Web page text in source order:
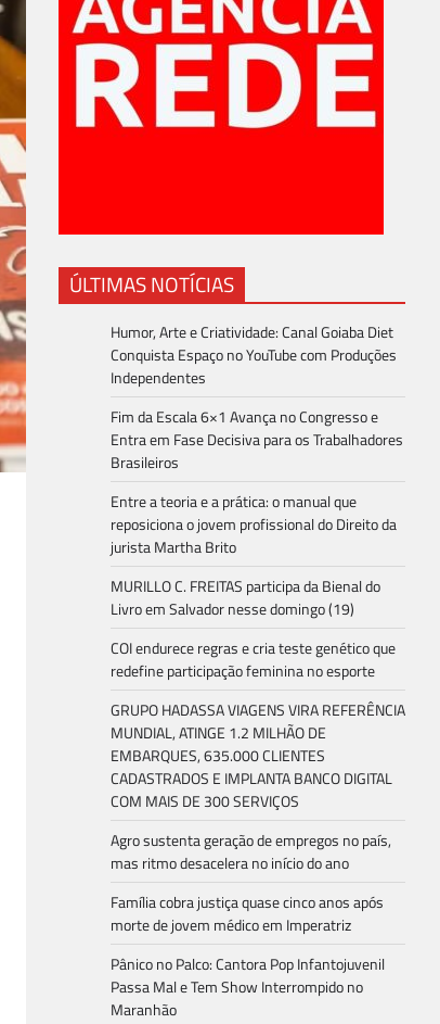
ÚLTIMAS NOTÍCIAS
Humor, Arte e Criatividade: Canal Goiaba Diet
Conquista Espaço no YouTube com Produções
Independentes
Fim da Escala 6×1 Avança no Congresso e
Entra em Fase Decisiva para os Trabalhadores
Brasileiros
Entre a teoria e a prática: o manual que
reposiciona o jovem profissional do Direito da
jurista Martha Brito
MURILLO C. FREITAS participa da Bienal do
Livro em Salvador nesse domingo (19)
COI endurece regras e cria teste genético que
redefine participação feminina no esporte
GRUPO HADASSA VIAGENS VIRA REFERÊNCIA
MUNDIAL, ATINGE 1.2 MILHÃO DE
EMBARQUES, 635.000 CLIENTES
CADASTRADOS E IMPLANTA BANCO DIGITAL
COM MAIS DE 300 SERVIÇOS
Agro sustenta geração de empregos no país,
mas ritmo desacelera no início do ano
Família cobra justiça quase cinco anos após
morte de jovem médico em Imperatriz
Pânico no Palco: Cantora Pop Infantojuvenil
Passa Mal e Tem Show Interrompido no
Maranhão